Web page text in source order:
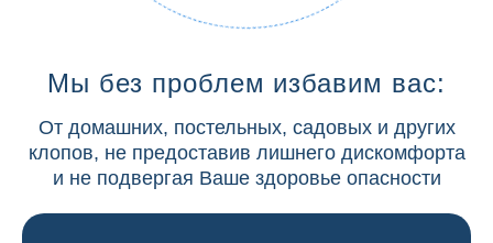
Мы без проблем избавим вас:
От домашних, постельных, садовых и других
клопов, не предоставив лишнего дискомфорта
и не подвергая Ваше здоровье опасности